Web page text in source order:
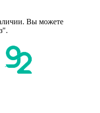
Вы можете